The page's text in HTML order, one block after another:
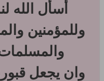
أسأل الله
وللمؤمنين
وان يجعل